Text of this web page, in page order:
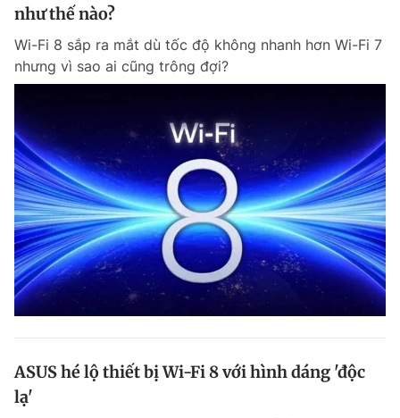
Chuyên mục khác
Chào ngày mới Tin 24h
Tin thị trường Tin 360
Video Magazine
Sản phẩm khác
Thông tin tòa soạn Liên hệ quảng cáo
Đổi mật khẩu
Tin đã lưu
Đăng xuất
như thế nào?
Wi-Fi 8 sắp ra mắt dù tốc độ không nhanh hơn Wi-Fi 7
nhưng vì sao ai cũng trông đợi?
ASUS hé lộ thiết bị Wi-Fi 8 với hình dáng 'độc
lạ'